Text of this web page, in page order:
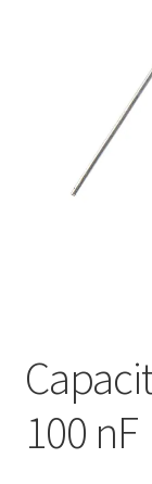
Checkout
Corte Láser
Diseño de
100 nF